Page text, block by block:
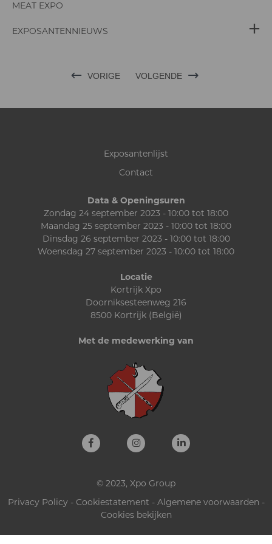
MEAT EXPO
EXPOSANTENNIEUWS
VORIGE VOLGENDE
Exposantenlijst
Contact
Data & Openingsuren
Zondag 24 september 2023 - 10:00 tot 18:00
Maandag 25 september 2023 - 10:00 tot 18:00
Dinsdag 26 september 2023 - 10:00 tot 18:00
Woensdag 27 september 2023 - 10:00 tot 18:00
Locatie
Kortrijk Xpo
Doorniksesteenweg 216
8500 Kortrijk (België)
Met de medewerking van
© 2023, Xpo Group
Privacy Policy- Cookiestatement - Algemene voorwaarden -
Cookies bekijken